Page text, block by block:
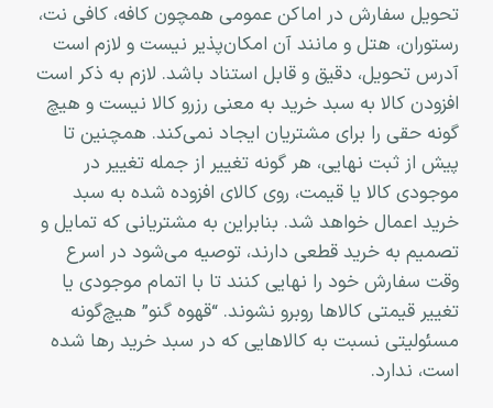
تحویل سفارش در اماکن عمومی همچون کافه، کافی نت،
رستوران، هتل و مانند آن امکان‌پذیر نیست و لازم است
آدرس تحویل، دقیق و قابل استناد باشد. لازم به ذکر است
افزودن کالا به سبد خرید به معنی رزرو کالا نیست و هیچ
گونه حقی را برای مشتریان ایجاد نمی‌کند. همچنین تا
پیش از ثبت نهایی، هر گونه تغییر از جمله تغییر در
موجودی کالا یا قیمت، روی کالای افزوده شده به سبد
خرید اعمال خواهد شد. بنابراین به مشتریانی که تمایل و
تصمیم به خرید قطعی دارند، توصیه می‌شود در اسرع
وقت سفارش خود را نهایی کنند تا با اتمام موجودی یا
تغییر قیمتی کالاها روبرو نشوند. “قهوه گنو” هیچ‌گونه
مسئولیتی نسبت به کالاهایی که در سبد خرید رها شده
است، ندارد.